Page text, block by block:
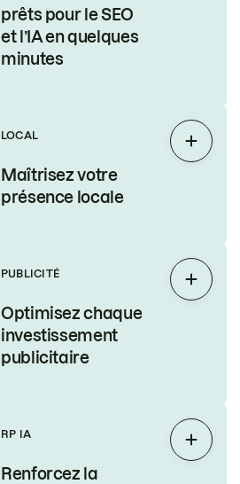
prêts pour le SEO
et l’IA en quelques
minutes
LOCAL
Maîtrisez votre
présence locale
PUBLICITÉ
Optimisez chaque
investissement
publicitaire
RP IA
Renforcez la